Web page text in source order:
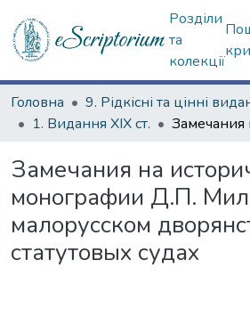
Розділи
та
колекції
Головна
1. Видання ХІХ ст.
Замечания на
монографии Д.П.
малорусском
статутовых судах